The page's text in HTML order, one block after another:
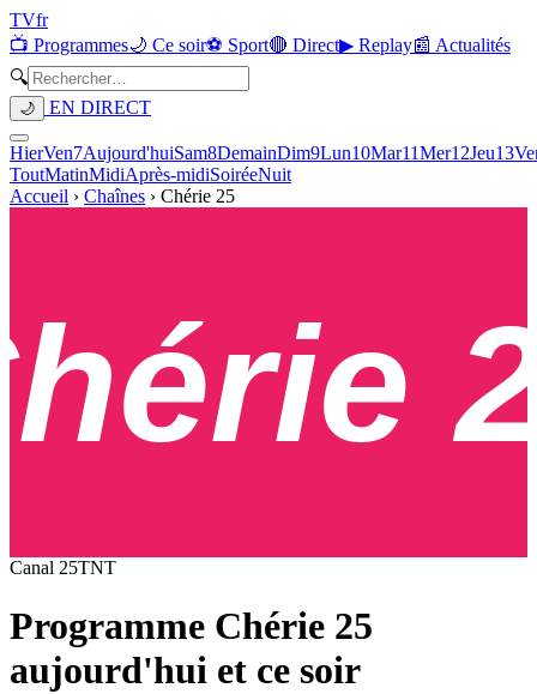
TVfr
📺 Programmes🌙 Ce soir⚽ Sport🔴 Direct▶ Replay📰 Actualités
🔍
🌙 EN DIRECT
HierVen7Aujourd'huiSam8DemainDim9Lun10Mar11Mer12Jeu13
ToutMatinMidiAprès-midiSoiréeNuit
Accueil › Chaînes › Chérie 25
Canal 25TNT
Programme Chérie 25
aujourd'hui et ce soir